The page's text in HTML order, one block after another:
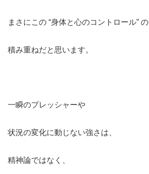
まさにこの “身体と心のコントロール” の
積み重ねだと思います。
一瞬のプレッシャーや
状況の変化に動じない強さは、
精神論ではなく、